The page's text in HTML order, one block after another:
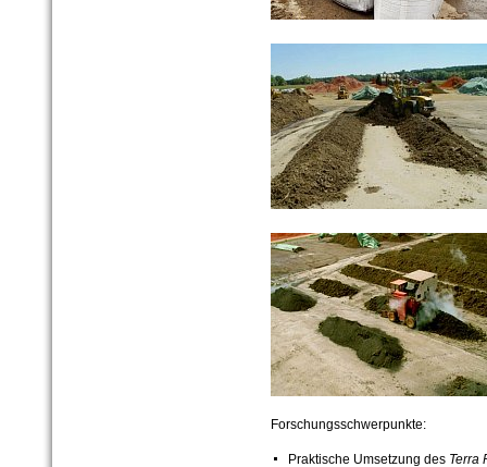
Forschungsschwerpunkte:
Praktische Umsetzung des Terra